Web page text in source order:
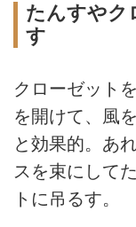
たんすやク
す
クローゼット
を開けて、風
と効果的。あ
スを束にして
トに吊るす。